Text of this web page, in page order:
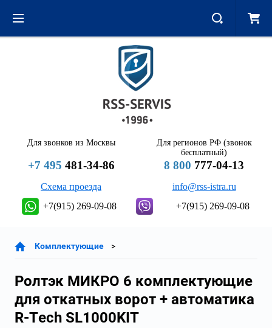
Для звонков из Москвы
+7 495 481-34-86
Схема проезда
+7(915) 269-09-08
Для регионов РФ (звонок
бесплатный)
8 800 777-04-13
info@rss-istra.ru
+7(915) 269-09-08
Комплектующие
Ролтэк МИКРО 6 комплектующие
для откатных ворот + автоматика
R-Tech SL1000KIT